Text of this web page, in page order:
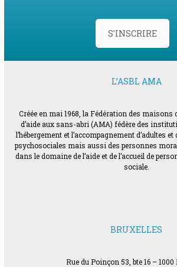
S'INSCRIRE
L’ASBL AMA
Créée en mai 1968, la Fédération des maisons
d’aide aux sans-abri (AMA) fédère des
l’hébergement et l’accompagnement d’adultes
psychosociales mais aussi des personnes
dans le domaine de l’aide et de l’accueil de
sociale.
BRUXELLES
Rue du Poinçon 53, bte 16 – 1000